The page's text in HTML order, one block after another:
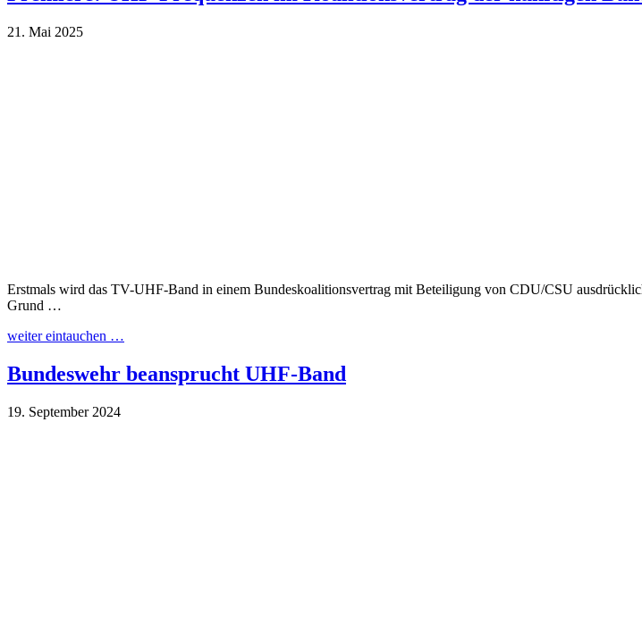
21. Mai 2025
Erstmals wird das TV-UHF-Band in einem Bundeskoalitionsvertrag mit Beteiligung von CDU/CSU
Grund …
weiter eintauchen …
Bundeswehr beansprucht UHF-Band
19. September 2024